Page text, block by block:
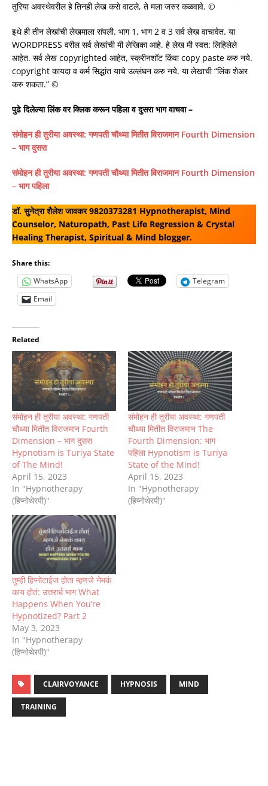
तुरिया अवस्थेवरील हे तिनही लेख कसे वाटले, ते मला जरुर कळवावे. ©
इथे ही तीन लेखांची लेखमाला संपली. भाग 1, भाग 2 व 3 सर्व लेख वाचावेत. या
WORDPRESS वरील सर्व लेखांची मी लेखिका आहे. हे लेख मी स्वत: लिहिलेले
आहेत. सर्व लेख copyrighted आहेत, स्क्रीनशॉट किंवा copy paste करु नये.
copyright कायदा व कर्म सिद्धांत याचे उल्लंघन करु नये. या लेखाची “लिंक शेअर
करु शकता.” ©
पुढे दिलेल्या लिंक वर क्लिक करून पहिला व दुसरा भाग वाचवा –
संमोहन ही तुरीया अवस्था: गणपती चौथ्या मितीत विराजमान Fourth Dimension
– भाग दुसरा
संमोहन ही तुरीया अवस्था: गणपती चौथ्या मितीत विराजमान Fourth Dimension
– भाग पहिला
डॉ. सुनेत्रा शैलेश जावकर 9820373281 Hypnotherapist, Mind
Counselor, Naturopath, Past Life Regression & Crystal
Healing Therapist, Spiritual & Mind blogger.
Share this:
WhatsApp
Telegram
Email
Related
संमोहन ही तुरीया अवस्था: गणपती
चौथ्या मितीत विराजमान Fourth
Dimension – भाग दुसरा
Hypnotism is Turiya State
of The Mind!
April 15, 2023
In "Hypnotherapy
(हिप्नोथेरपी)"
संमोहन ही तुरीया अवस्था: गणपती
चौथ्या मितीत विराजमान The
Fourth Dimension: भाग
पहिला Hypnotism is Turiya
State of the Mind!
April 15, 2023
In "Hypnotherapy
(हिप्नोथेरपी)"
तुम्ही हिप्नोटाईज होता म्हणजे नेमकं
काय होतं: उत्तरार्ध भाग What
Happens When You’re
Hypnotized? Part 2
May 3, 2023
In "Hypnotherapy
(हिप्नोथेरपी)"
CLAIRVOYANCE HYPNOSIS MIND
TRAINING